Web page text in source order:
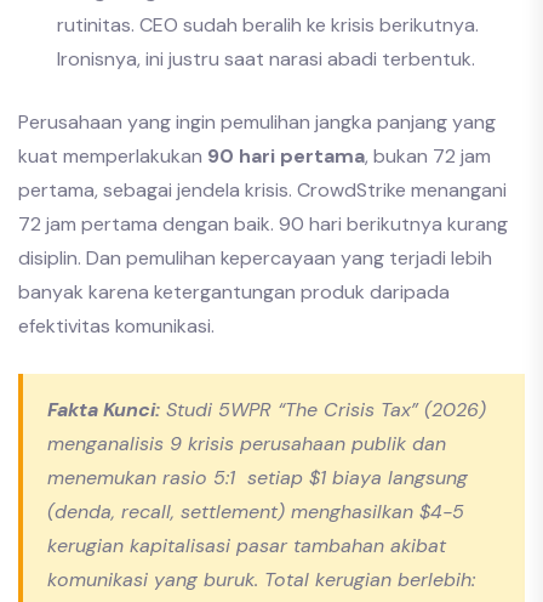
rutinitas. CEO sudah beralih ke krisis berikutnya.
Ironisnya, ini justru saat narasi abadi terbentuk.
Perusahaan yang ingin pemulihan jangka panjang yang
kuat memperlakukan 90 hari pertama, bukan 72 jam
pertama, sebagai jendela krisis. CrowdStrike menangani
72 jam pertama dengan baik. 90 hari berikutnya kurang
disiplin. Dan pemulihan kepercayaan yang terjadi lebih
banyak karena ketergantungan produk daripada
efektivitas komunikasi.
Fakta Kunci: Studi 5WPR “The Crisis Tax” (2026)
menganalisis 9 krisis perusahaan publik dan
menemukan rasio 5:1 setiap $1 biaya langsung
(denda, recall, settlement) menghasilkan $4-5
kerugian kapitalisasi pasar tambahan akibat
komunikasi yang buruk. Total kerugian berlebih: